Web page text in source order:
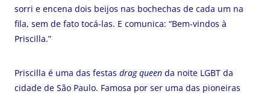
sorri e encena dois beijos nas bochechas de cada um na
fila, sem de fato tocá-las. E comunica: “Bem-vindos à
Priscilla.”
Priscilla é uma das festas drag queen da noite LGBT da
cidade de São Paulo. Famosa por ser uma das pioneiras